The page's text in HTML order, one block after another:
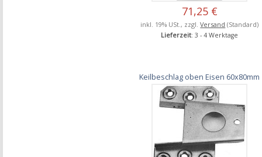
71,25 €
inkl. 19% USt., zzgl.Versand (Standard)
Lieferzeit: 3 - 4 Werktage
Keilbeschlag oben Eisen 60x80mm